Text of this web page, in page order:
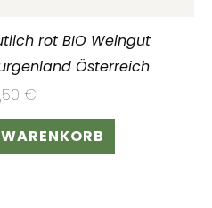
rot BIO Weingut
Österreich
€